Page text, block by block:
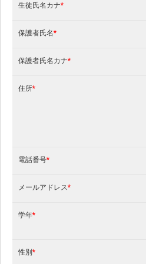
生徒氏名カナ*
保護者氏名*
保護者氏名カナ*
住所*
電話番号*
メールアドレス*
学年*
性別 *